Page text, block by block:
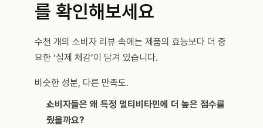
를 확인해보세요
수천 개의 소비자 리뷰 속에는 제품의 효능보다 더 중
요한 ‘실제 체감’이 담겨 있습니다.
비슷한 성분, 다른 만족도.
소비자들은 왜 특정 멀티비타민에 더 높은 점수를
줬을까요?